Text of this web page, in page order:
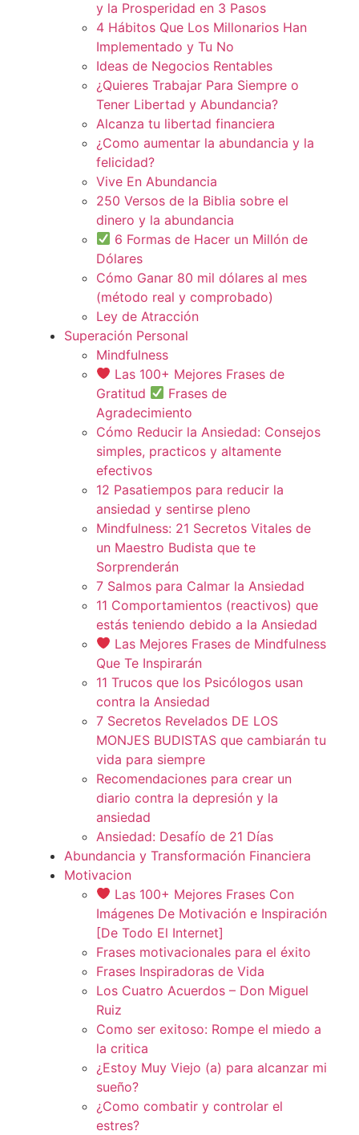
y la Prosperidad en 3 Pasos
4 Hábitos Que Los Millonarios Han
Implementado y Tu No
Ideas de Negocios Rentables
¿Quieres Trabajar Para Siempre o
Tener Libertad y Abundancia?
Alcanza tu libertad financiera
¿Como aumentar la abundancia y la
felicidad?
Vive En Abundancia
250 Versos de la Biblia sobre el
dinero y la abundancia
6 Formas de Hacer un Millón de
Dólares
Cómo Ganar 80 mil dólares al mes
(método real y comprobado)
Ley de Atracción
Superación Personal
Mindfulness
Las 100+ Mejores Frases de
Gratitud
Frases de
Agradecimiento
Cómo Reducir la Ansiedad: Consejos
simples, practicos y altamente
efectivos
12 Pasatiempos para reducir la
ansiedad y sentirse pleno
Mindfulness: 21 Secretos Vitales de
un Maestro Budista que te
Sorprenderán
7 Salmos para Calmar la Ansiedad
11 Comportamientos (reactivos) que
estás teniendo debido a la Ansiedad
Las Mejores Frases de Mindfulness
Que Te Inspirarán
11 Trucos que los Psicólogos usan
contra la Ansiedad
7 Secretos Revelados DE LOS
MONJES BUDISTAS que cambiarán tu
vida para siempre
Recomendaciones para crear un
diario contra la depresión y la
ansiedad
Ansiedad: Desafío de 21 Días
Abundancia y Transformación Financiera
Motivacion
Las 100+ Mejores Frases Con
Imágenes De Motivación e Inspiración
[De Todo El Internet]
Frases motivacionales para el éxito
Frases Inspiradoras de Vida
Los Cuatro Acuerdos – Don Miguel
Ruiz
Como ser exitoso: Rompe el miedo a
la critica
¿Estoy Muy Viejo (a) para alcanzar mi
sueño?
¿Como combatir y controlar el
estres?